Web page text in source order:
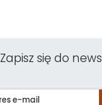
Zapisz się do